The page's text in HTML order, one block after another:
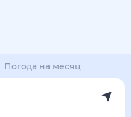
Погода на месяц